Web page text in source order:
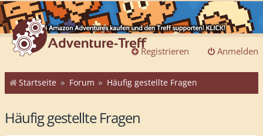
Anmelden
Registrieren
Startseite Forum Häufig gestellte Fragen
Häufig gestellte Fragen